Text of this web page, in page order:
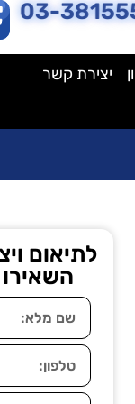
03-
יצירת קשר
לתיאום